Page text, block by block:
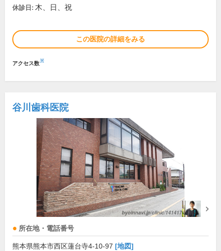
休診日: 木、日、祝
この医院の詳細をみる
アクセス数※
谷川歯科医院
所在地・電話番号
熊本県熊本市西区蓮台寺4-10-97 [地図]